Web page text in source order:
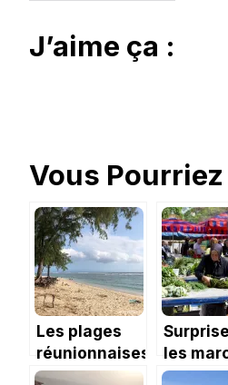
J’aime ça :
Vous
Les plages
réunionnaises :
au bord de
les
de